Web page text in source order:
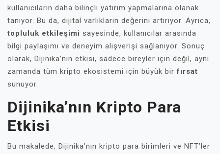
kullanıcıların daha bilinçli yatırım yapmalarına olanak
tanıyor. Bu da, dijital varlıkların değerini artırıyor. Ayrıca,
topluluk etkileşimi sayesinde, kullanıcılar arasında
bilgi paylaşımı ve deneyim alışverişi sağlanıyor. Sonuç
olarak, Dijinika’nın etkisi, sadece bireyler için değil, aynı
zamanda tüm kripto ekosistemi için büyük birfırsat
sunuyor.
Dijinika’nın Kripto Para
Etkisi
Bu makalede, Dijinika’nın kripto para birimleri ve NFT’ler